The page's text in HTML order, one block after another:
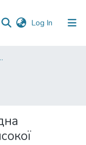
Log In (current)
та екології